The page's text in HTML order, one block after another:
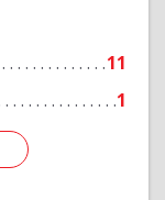
11
1